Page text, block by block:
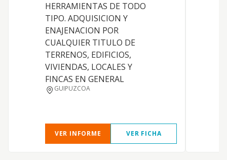
HERRAMIENTAS DE TODO
TIPO. ADQUISICION Y
ENAJENACION POR
CUALQUIER TITULO DE
TERRENOS, EDIFICIOS,
VIVIENDAS, LOCALES Y
FINCAS EN GENERAL
GUIPUZCOA
VER INFORME VER FICHA